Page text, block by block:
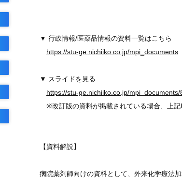
▼ 行政情報/医薬品情報の資料一覧はこちら
https://stu-ge.nichiiko.co.jp/mpi_documents
▼ スライドを見る
https://stu-ge.nichiiko.co.jp/mpi_documents/
※改訂版の資料が掲載されている場合、上記
【資料解説】
病院薬剤師向けの資料として、外来化学療法